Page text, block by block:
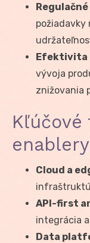
požiadavky
Efektivita
vývoja
znižovania
Kľúčové
enablery
Cloud a
API-first
integrácia
Data